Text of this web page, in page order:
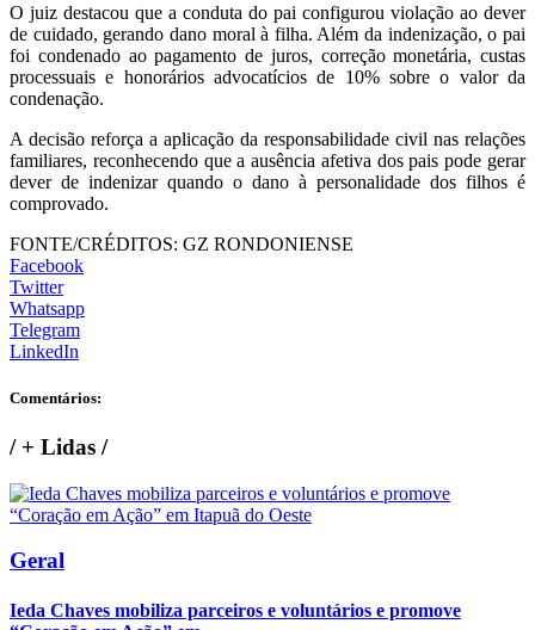
O juiz destacou que a conduta do pai configurou violação ao dever
de cuidado, gerando dano moral à filha. Além da indenização, o pai
foi condenado ao pagamento de juros, correção monetária, custas
processuais e honorários advocatícios de 10% sobre o valor da
condenação.
A decisão reforça a aplicação da responsabilidade civil nas relações
familiares, reconhecendo que a ausência afetiva dos pais pode gerar
dever de indenizar quando o dano à personalidade dos filhos é
comprovado.
FONTE/CRÉDITOS: GZ RONDONIENSE
Facebook
Twitter
Whatsapp
Telegram
LinkedIn
Comentários:
/+ Lidas /
Geral
Ieda Chaves mobiliza parceiros e voluntários e promove